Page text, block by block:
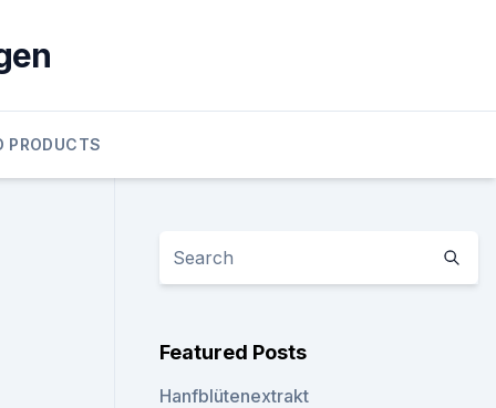
PRODUCTS
Featured Posts
Hanfblütenextrakt